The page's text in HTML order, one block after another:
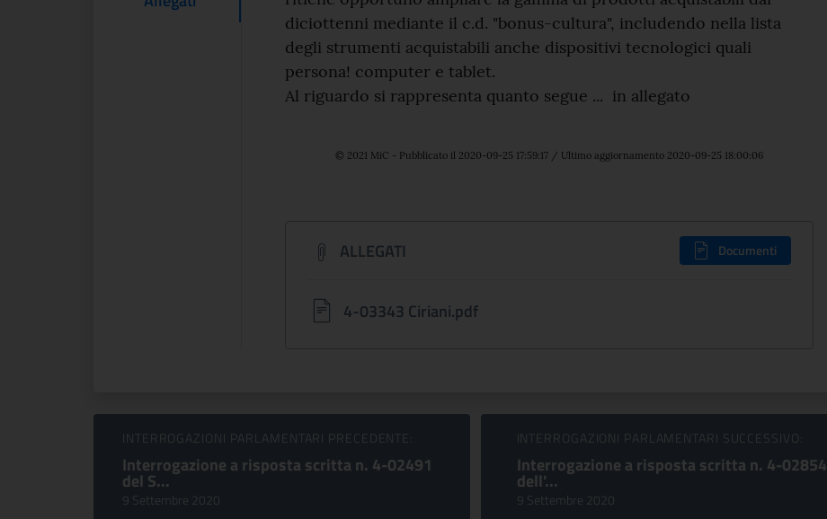
diciottenni mediante il c.d. "bonus-cultura", includendo nella lista
degli strumenti acquistabili anche dispositivi tecnologici quali
persona! computer e tablet.
Al riguardo si rappresenta quanto segue ... in allegato
© 2021 MiC - Pubblicato il 2020-09-25 17:59:17 / Ultimo aggiornamento 2020-09-25 18:00:06
ALLEGATI Documenti
4-03343 Ciriani.pdf
Sfoglia comunicati
INTERROGAZIONI PARLAMENTARI PRECEDENTE:
Interrogazione a risposta scritta n. 4-02491
del S...
9 Settembre 2020
INTERROGAZIONI PARLAMENTARI SUCCESSIVO:
Interrogazione a risposta scritta n. 4-02854
dell'...
9 Settembre 2020